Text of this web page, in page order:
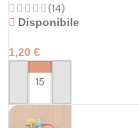
(14)
Disponibile
1,20 €
PERSONALIZZA